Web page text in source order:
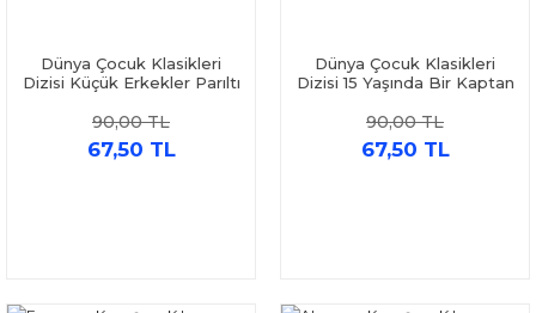
Dünya Çocuk Klasikleri
Dizisi Küçük Erkekler Parıltı
90,00 TL
67,50 TL
Dünya Çocuk Klasikleri
Dizisi 15 Yaşında Bir Kaptan
90,00 TL
67,50 TL